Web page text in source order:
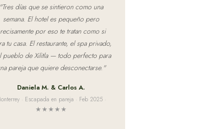
Tres días que se sintieron como una
semana. El hotel es pequeño pero
por eso te tratan como si
tu casa. El restaurante, el spa privado,
pueblo de Xilitla — todo perfecto para
pareja que quiere desconectarse. "
Daniela M. & Carlos A.
· Escapada en pareja · Feb 2025 ·
★★★★★